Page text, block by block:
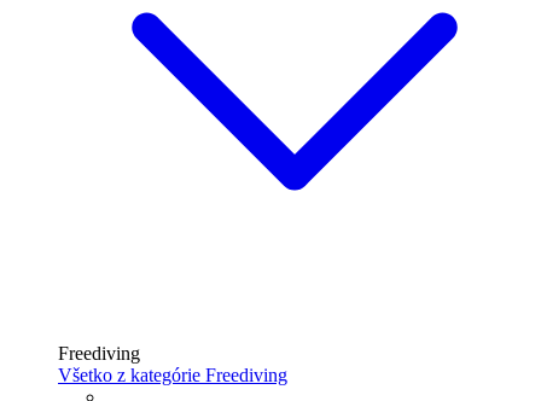
Freediving
Všetko z kategórie Freediving